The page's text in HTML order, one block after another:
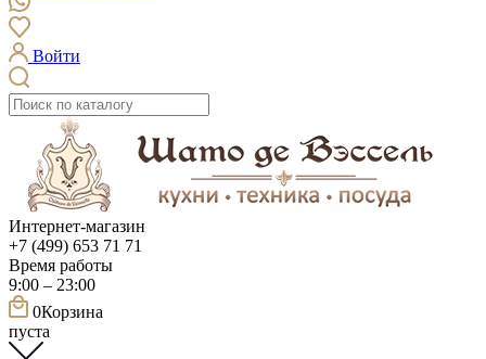
Войти
Интернет-магазин
+7 (499) 653 71 71
Время работы
9:00 – 23:00
0Корзина
пуста